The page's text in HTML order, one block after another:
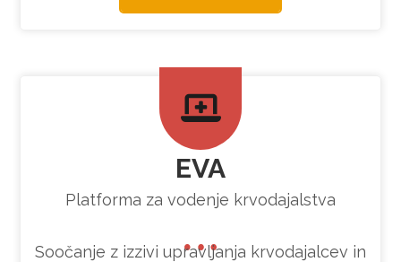
EVA
Platforma za vodenje krvodajalstva
Soočanje z izzivi upravljanja krvodajalcev in